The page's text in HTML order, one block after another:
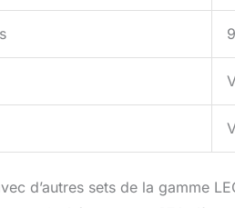
d’autres sets de la gamme